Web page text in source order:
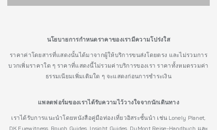
นโยบายการกำหนดราคาของเรามีความโปร่งใส
ราคาค่าโดยสารที่แสดงนั้นได้มาจากผู้ให้บริการขนส่งโดยตรง และไม่รวมการ
บวกเพิ่มราคาใด ๆ ราคาที่แสดงนี้ไม่รวมค่าบริการของเรา ราคาทั้งหมดรวมค่า
ธรรมเนียมเพิ่มเติมใด ๆ จะแสดงก่อนการชำระเงิน
แพลตฟอร์มของเราได้รับความไว้วางใจจากนักเดินทาง
เราได้รับการแนะนำโดยหนังสือคู่มือท่องเที่ยวอิสระชั้นนำ เช่น Lonely Planet,